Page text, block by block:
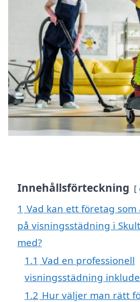
Innehållsförteckning
1 Vad kan ett företag
på visningsstädning i
med?
1.1 Vad en professionell
visningsstädning
1.2 Hur väljer man rätt